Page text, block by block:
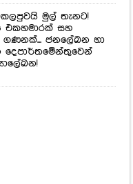
මුල් තැනට!
සහ
ජනලේඛන හා
දෙපාර්තමේන්තුවෙන්